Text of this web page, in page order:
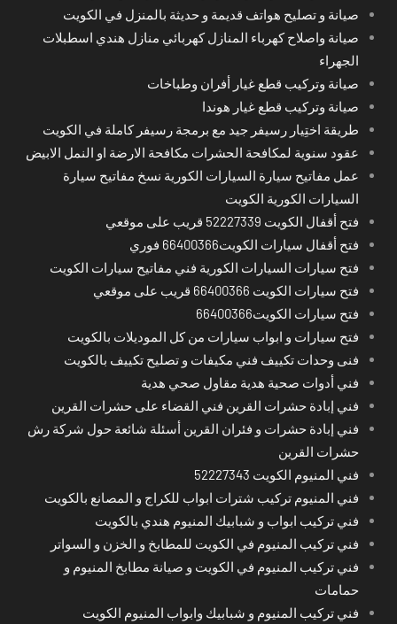
صيانة و تصليح هواتف قديمة و حديثة بالمنزل في الكويت
صيانة واصلاح كهرباء المنازل كهربائي منازل هندي اسطبلات
الجهراء
صيانة وتركيب قطع غيار أفران وطباخات
صيانة وتركيب قطع غيار هوندا
طريقة اختِيار رسيفر جيد مع برمجة رسيفر كاملة في الكويت
عقود سنوية لمكافحة الحشرات مكافحة الارضة او النمل الابيض
عمل مفاتيح سيارة السيارات الكورية نسخ مفاتيح سيارة
السيارات الكورية الكويت
فتح أقفال الكويت 52227339 قريب على موقعي
فتح أقفال سيارات الكويت66400366 فوري
فتح سيارات السيارات الكورية فني مفاتيح سيارات الكويت
فتح سيارات الكويت 66400366 قريب على موقعي
فتح سيارات الكويت66400366
فتح سيارات و ابواب سيارات من كل الموديلات بالكويت
فنى وحدات تكييف فني مكيفات و تصليح تكييف بالكويت
فني أدوات صحية هدية مقاول صحي هدية
فني إبادة حشرات القرين فني القضاء على حشرات القرين
فني إبادة حشرات و فئران القرين أسئلة شائعة حول شركة رش
حشرات القرين
فني المنيوم الكويت 52227343
فني المنيوم تركيب شترات ابواب للكراج و المصانع بالكويت
فني تركيب ابواب و شبابيك المنيوم هندي بالكويت
فني تركيب المنيوم في الكويت للمطابخ و الخزن و السواتر
فني تركيب المنيوم في الكويت و صيانة مطابخ المنيوم و
حمامات
فني تركيب المنيوم و شبابيك وابواب المنيوم الكويت